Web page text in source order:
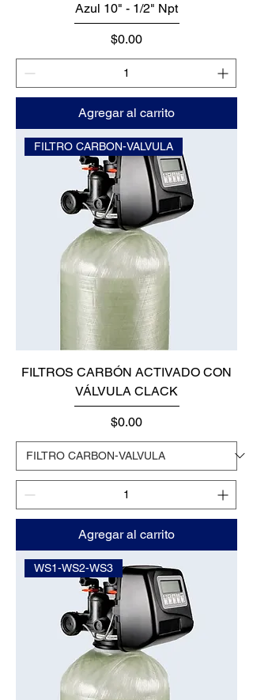
Azul 10" - 1/2" Npt
Precio
$0.00
Agregar al carrito
FILTRO CARBON-VALVULA
FILTROS CARBÓN ACTIVADO CON
VÁLVULA CLACK
Precio
$0.00
Agregar al carrito
WS1-WS2-WS3